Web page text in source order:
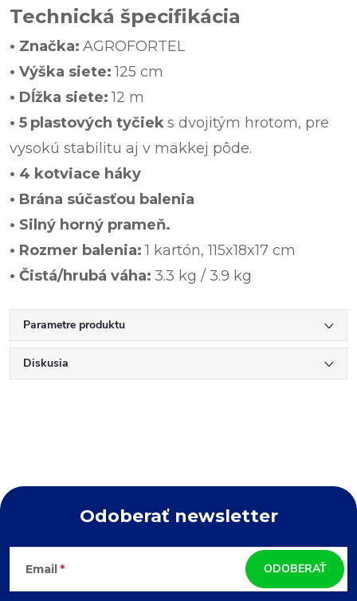
Technická špecifikácia
• Značka: AGROFORTEL
• Výška siete: 125 cm
• Dĺžka siete: 12 m
• 5 plastových tyčieks dvojitým hrotom, pre
vysokú stabilitu aj v mäkkej pôde.
• 4 kotviace háky
• Brána súčasťou balenia
• Silný horný prameň.
• Rozmer balenia: 1 kartón, 115x18x17 cm
• Čistá/hrubá váha: 3.3 kg / 3.9 kg
Parametre produktu
Diskusia
Z
á
Odoberať newsletter
Email ODOBERAŤ